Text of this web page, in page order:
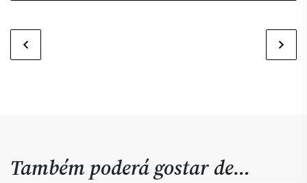
Também poderá gostar de…